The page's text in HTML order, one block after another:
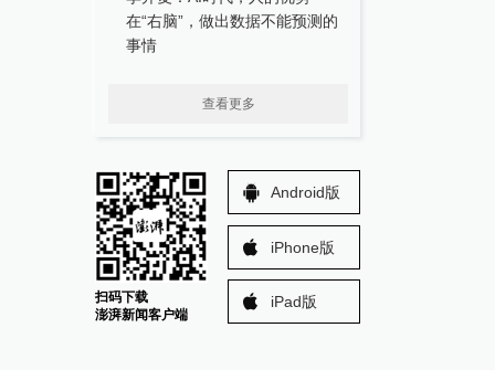
在“右脑”，做出数据不能预测的
事情
查看更多
扫码下载
澎湃新闻客户端
Android版
iPhone版
iPad版